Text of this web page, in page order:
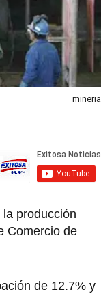
mineria
producción
Comercio de
de 12.7% y